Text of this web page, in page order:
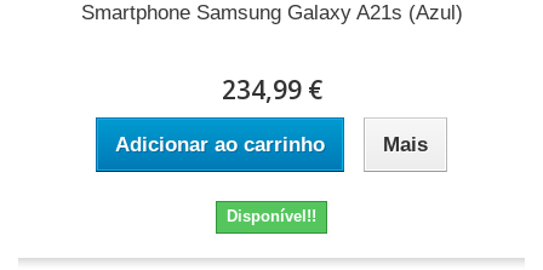
Smartphone Samsung Galaxy A21s (Azul)
234,99 €
Adicionar ao carrinho Mais
Disponível!!